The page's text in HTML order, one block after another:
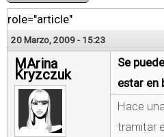
role="article"
20 Marzo, 2009 - 15:23
MArina
Kryzczuk
Se
estar en
Hace
tramitar